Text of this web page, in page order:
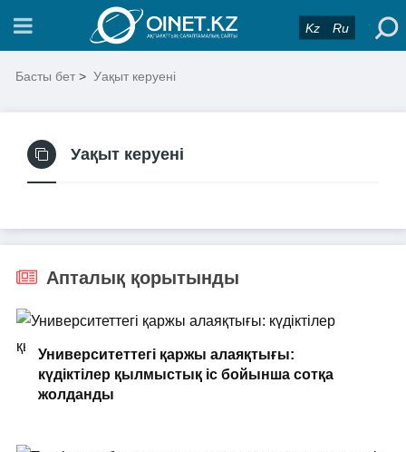
Kz Ru
Басты бет > Уақыт керуені
Уақыт керуені
Апталық қорытынды
Университеттегі қаржы алаяқтығы:
күдіктілер қылмыстық іс бойынша сотқа
жолданды